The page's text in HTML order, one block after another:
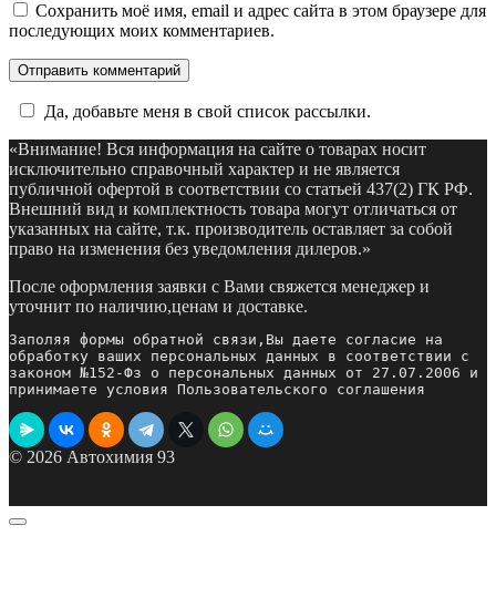
Сохранить моё имя, email и адрес сайта в этом браузере для
последующих моих комментариев.
Да, добавьте меня в свой список рассылки.
«Внимание! Вся информация на сайте о товарах носит
исключительно справочный характер и не является
публичной офертой в соответствии со статьей 437(2) ГК РФ.
Внешний вид и комплектность товара могут отличаться от
указанных на сайте, т.к. производитель оставляет за собой
право на изменения без уведомления дилеров.»
После оформления заявки с Вами свяжется менеджер и
уточнит по наличию,ценам и доставке.
Заполяя формы обратной связи,Вы даете согласие на
обработку ваших персональных данных в соответствии с
законом №152-Фз о персональных данных от 27.07.2006 и
принимаете условия Пользовательского соглашения
© 2026 Автохимия 93